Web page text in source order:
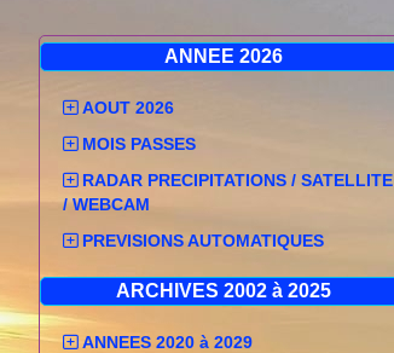
ANNEE 2026
AOUT 2026
MOIS PASSES
RADAR PRECIPITATIONS / SATELLITE
/ WEBCAM
PREVISIONS AUTOMATIQUES
ARCHIVES 2002 à 2025
ANNEES 2020 à 2029